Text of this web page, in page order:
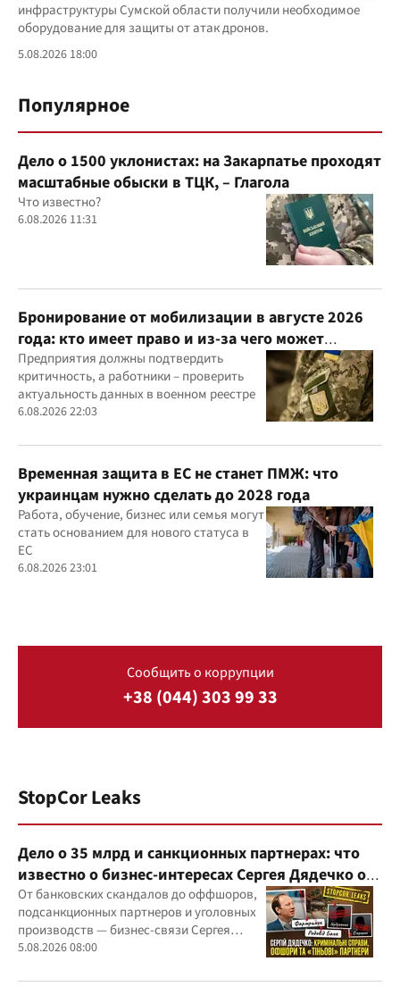
инфраструктуры Сумской области получили необходимое
оборудование для защиты от атак дронов.
5.08.2026 18:00
Популярное
Дело о 1500 уклонистах: на Закарпатье проходят
масштабные обыски в ТЦК, – Глагола
Что известно?
6.08.2026 11:31
Бронирование от мобилизации в августе 2026
года: кто имеет право и из-за чего может
отказать
Предприятия должны подтвердить
критичность, а работники – проверить
актуальность данных в военном реестре
6.08.2026 22:03
Временная защита в ЕС не станет ПМЖ: что
украинцам нужно сделать до 2028 года
Работа, обучение, бизнес или семья могут
стать основанием для нового статуса в
ЕС
6.08.2026 23:01
Сообщить о коррупции
+38 (044) 303 99 33
StopCor Leaks
Дело о 35 млрд и санкционных партнерах: что
известно о бизнес-интересах Сергея Дядечко от
"Родовид Банка" до "ФАРМАСЕЛ"
От банковских скандалов до оффшоров,
подсанкционных партнеров и уголовных
производств — бизнес-связи Сергея
Дядечко до сих пор простираются через
юрисдикций
5.08.2026 08:00